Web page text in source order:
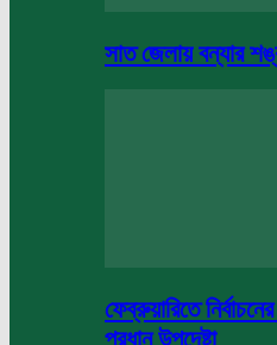
সাত জেলায় বন্যার
ফেব্রুয়ারিতে
প্রধান উপদেষ্টা